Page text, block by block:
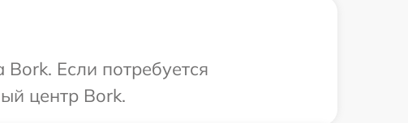
Если потребуется
центр Bork.